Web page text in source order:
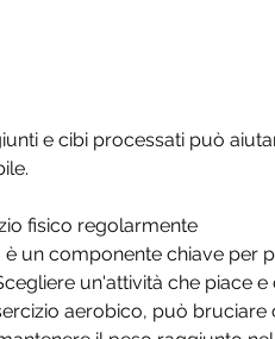
fisico regolarmente
è un componente chiave per
un'attività che piace
aerobico, può